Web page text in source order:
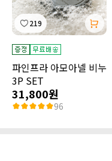
219
파인프라 아모아넬 비누
3P SET
31,800원
96